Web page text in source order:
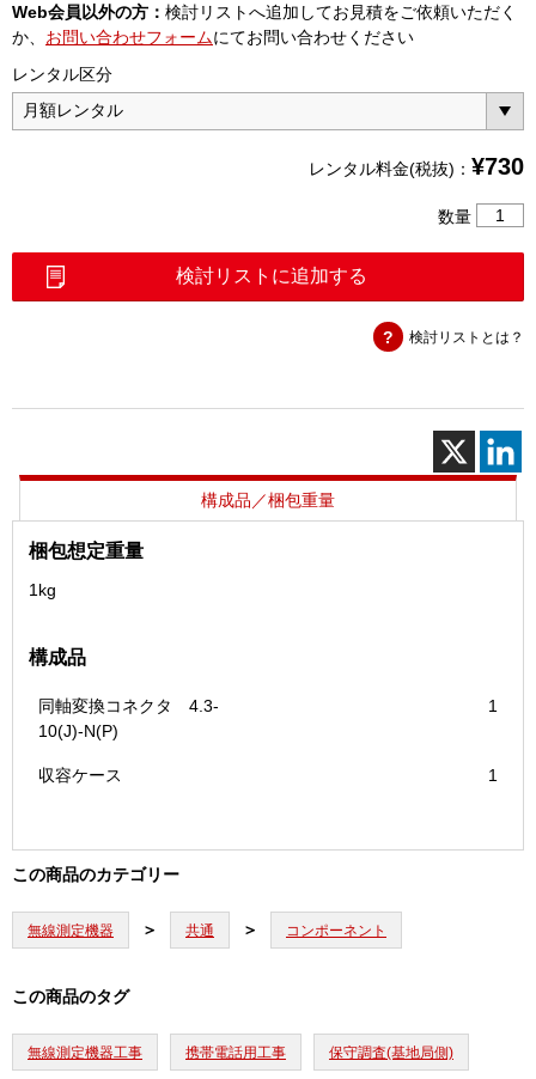
Web会員以外の方： 検討リストへ追加してお見積をご依頼いただく
か、 お問い合わせフォームにてお問い合わせください
レンタル区分
レンタル料金(税抜)： ¥730
数量
ネ
4．
3-
10（J
個
検討リストに追加する
検討リストとは？
構成品／梱包重量
梱包想定重量
1kg
構成品
同軸変換コネクタ 4.3-
10(J)-N(P)
1
収容ケース 1
この商品のカテゴリー
無線測定機器 共通 コンポーネント
この商品のタグ
無線測定機器工事 携帯電話用工事 保守調査(基地局側)